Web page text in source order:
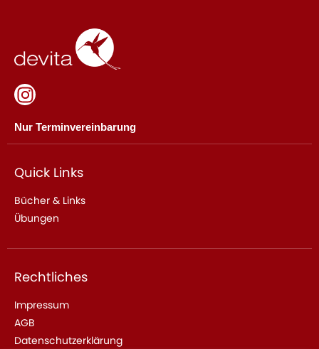
Nur Terminvereinbarung
Quick Links
Bücher & Links
Übungen
Rechtliches
Impressum
AGB
Datenschutzerklärung